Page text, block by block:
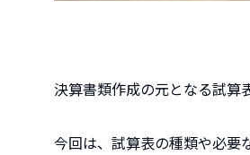
決算書類作成の元となる試算
今回は、試算表の種類や必要